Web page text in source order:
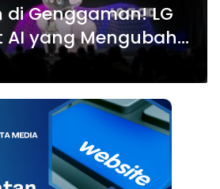
di Genggaman! LG
AI yang Mengubah
Jadi Otomatis!